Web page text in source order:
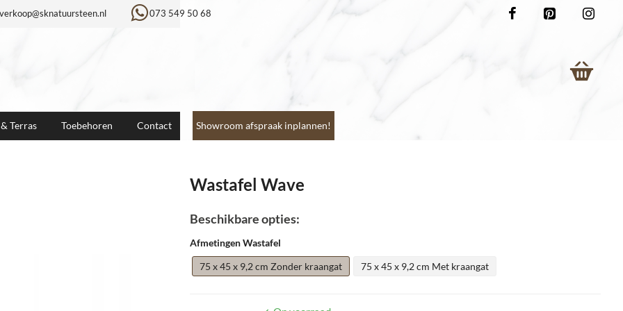
verkoop@sknatuursteen.nl 073 549 50 68
Terras Toebehoren Contact Showroom afspraak inplannen!
Wastafel Wave
Beschikbare opties:
Afmetingen Wastafel
75 x 45 x 9,2 cm Zonder kraangat
75 x 45 x 9,2 cm Met kraangat